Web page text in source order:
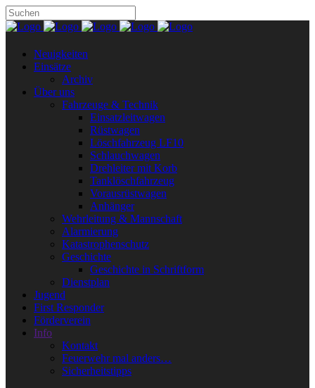
Neuigkeiten
Einsätze
Archiv
Über uns
Fahrzeuge & Technik
Einsatzleitwagen
Rüstwagen
Löschfahrzeug LF10
Schlauchwagen
Drehleiter mit Korb
Tanklöschfahrzeug
Vorausrüstwagen
Anhänger
Wehrleitung & Mannschaft
Alarmierung
Katastrophenschutz
Geschichte
Geschichte in Schriftform
Dienstplan
Jugend
First Responder
Förderverein
Info
Kontakt
Feuerwehr mal anders…
Sicherheitstipps